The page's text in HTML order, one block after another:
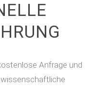
Anfrage und